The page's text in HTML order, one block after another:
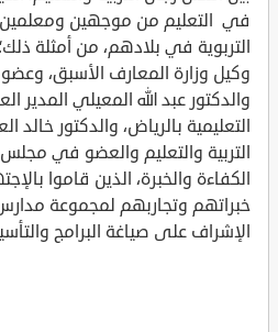
في التعليم من موجهين
التربوية في بلادهم، من أمثلة ذلك؛
وكيل وزارة المعارف الأسبق،
والدكتور عبد الله المعيلي المدير
التعليمية بالرياض، والدكتور خالد
التربية والتعليم والعضو في
الكفاءة والخبرة، الذين قاموا
خبراتهم وتجاربهم لمجموعة
الإشراف على صياغة البرامج